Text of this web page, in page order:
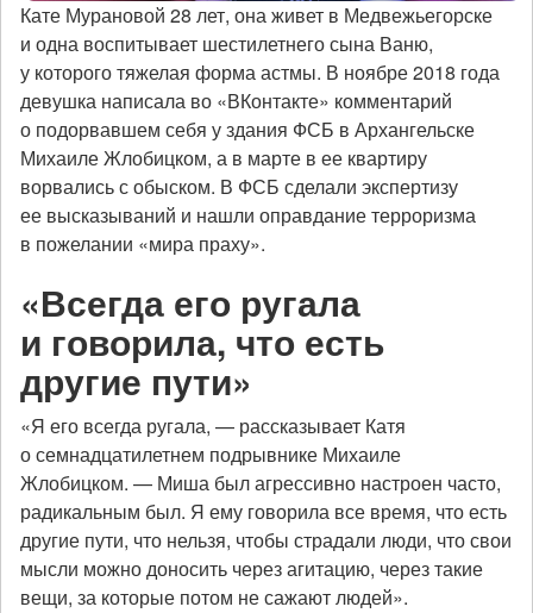
Кате Мурановой 28 лет, она живет в Медвежьегорске
и одна воспитывает шестилетнего сына Ваню,
у которого тяжелая форма астмы. В ноябре 2018 года
девушка написала во «ВКонтакте» комментарий
о подорвавшем себя у здания ФСБ в Архангельске
Михаиле Жлобицком, а в марте в ее квартиру
ворвались с обыском. В ФСБ сделали экспертизу
ее высказываний и нашли оправдание терроризма
в пожелании «мира праху».
«Всегда его ругала
и говорила, что есть
другие пути»
«Я его всегда ругала, — рассказывает Катя
о семнадцатилетнем подрывнике Михаиле
Жлобицком. — Миша был агрессивно настроен часто,
радикальным был. Я ему говорила все время, что есть
другие пути, что нельзя, чтобы страдали люди, что свои
мысли можно доносить через агитацию, через такие
вещи, за которые потом не сажают людей».